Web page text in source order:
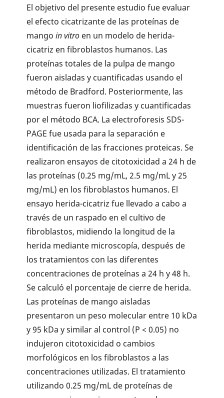
El objetivo del presente estudio fue evaluar
el efecto cicatrizante de las proteínas de
mangoin vitro en un modelo de herida-
cicatriz en fibroblastos humanos. Las
proteínas totales de la pulpa de mango
fueron aisladas y cuantificadas usando el
método de Bradford. Posteriormente, las
muestras fueron liofilizadas y cuantificadas
por el método BCA. La electroforesis SDS-
PAGE fue usada para la separación e
identificación de las fracciones proteicas. Se
realizaron ensayos de citotoxicidad a 24 h de
las proteínas (0.25 mg/mL, 2.5 mg/mL y 25
mg/mL) en los fibroblastos humanos. El
ensayo herida-cicatriz fue llevado a cabo a
través de un raspado en el cultivo de
fibroblastos, midiendo la longitud de la
herida mediante microscopía, después de
los tratamientos con las diferentes
concentraciones de proteínas a 24 h y 48 h.
Se calculó el porcentaje de cierre de herida.
Las proteínas de mango aisladas
presentaron un peso molecular entre 10 kDa
y 95 kDa y similar al control (P < 0.05) no
indujeron citotoxicidad o cambios
morfológicos en los fibroblastos a las
concentraciones utilizadas. El tratamiento
utilizando 0.25 mg/mL de proteínas de